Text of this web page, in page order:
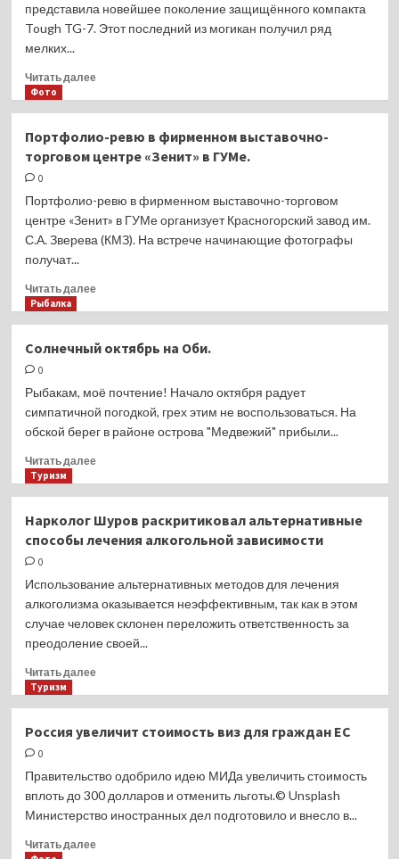
4/3:
и
400mm
F4.0-
представила новейшее поколение защищённого компакта
Tough TG-7. Этот последний из могикан получил ряд
мелких...
Читать далееПрочитать
Digital
Solutions
TG-
7
Фото
Портфолио-ревю в фирменном выставочно-
торговом центре «Зенит» в ГУМе.
0
Портфолио-ревю в фирменном выставочно-торговом
центре «Зенит» в ГУМе организует Красногорский завод им.
С.А. Зверева (КМЗ). На встрече начинающие фотографы
получат...
Читать далееПрочитать
ревю
фирменном
выставочно-
торговом
центре
Рыбалка
Солнечный октябрь на Оби.
0
Рыбакам, моё почтение! Начало октября радует
симпатичной погодкой, грех этим не воспользоваться. На
обской берег в районе острова "Медвежий" прибыли...
Читать далееПрочитать
октябрь
на
Туризм
Нарколог Шуров раскритиковал альтернативные
способы лечения алкогольной зависимости
0
Использование альтернативных методов для лечения
алкоголизма оказывается неэффективным, так как в этом
случае человек склонен переложить ответственность за
преодоление своей...
Читать далееПрочитать
Шуров
альтернативные
способы
лечения
алкогольной
Туризм
Россия увеличит стоимость виз для граждан ЕС
0
Правительство одобрило идею МИДа увеличить стоимость
вплоть до 300 долларов и отменить льготы.© Unsplash
Министерство иностранных дел подготовило и внесло в...
Читать далееПрочитать